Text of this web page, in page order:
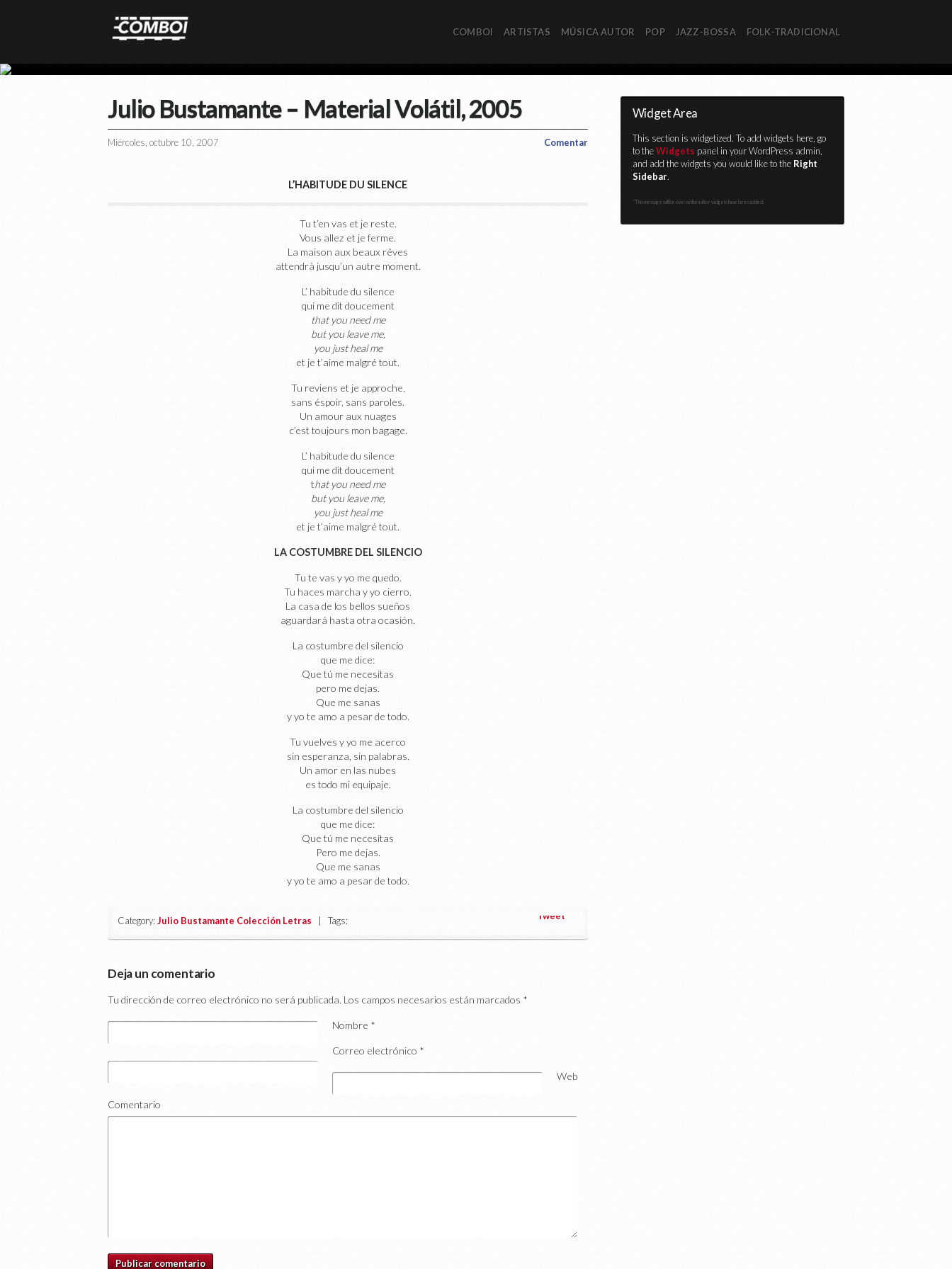
COMBOI ARTISTAS MÚSICA AUTOR POP JAZZ-BOSSA FOLK-TRADICIONAL
Julio Bustamante – Material Volátil, 2005
Miércoles, octubre 10, 2007 Comentar
L’HABITUDE DU SILENCE
Tu t’en vas et je reste.
Vous allez et je ferme.
La maison aux beaux rêves
attendrà jusqu’un autre moment.
L’ habitude du silence
qui me dit doucement
that you need me
but you leave me,
you just heal me
et je t’aime malgré tout.
Tu reviens et je approche,
sans éspoir, sans paroles.
Un amour aux nuages
c’est toujours mon bagage.
L’ habitude du silence
qui me dit doucement
that you need me
but you leave me,
you just heal me
et je t’aime malgré tout.
LA COSTUMBRE DEL SILENCIO
Tu te vas y yo me quedo.
Tu haces marcha y yo cierro.
La casa de los bellos sueños
aguardará hasta otra ocasión.
La costumbre del silencio
que me dice:
Que tú me necesitas
pero me dejas.
Que me sanas
y yo te amo a pesar de todo.
Tu vuelves y yo me acerco
sin esperanza, sin palabras.
Un amor en las nubes
es todo mi equipaje.
La costumbre del silencio
que me dice:
Que tú me necesitas
Pero me dejas.
Que me sanas
y yo te amo a pesar de todo.
Category: Julio Bustamante Colección Letras | Tags: Tweet
Deja un comentario
Tu dirección de correo electrónico no será publicada. Los campos necesarios están marcados *
Nombre *
Correo electrónico *
Web
Comentario
Widget Area
This section is widgetized. To add widgets here, go
to theWidgets panel in your WordPress admin,
and add the widgets you would like to the Right
Sidebar.
*This message will be overwritten after widgets have been added.